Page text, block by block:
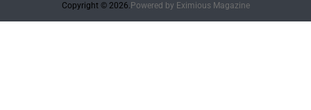
Copyright © 2026. Powered by Eximious Magazine